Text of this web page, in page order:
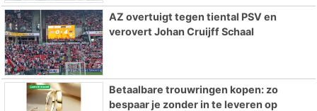
AZ overtuigt tegen tiental PSV en
verovert Johan Cruijff Schaal
Betaalbare trouwringen kopen: zo
bespaar je zonder in te leveren op